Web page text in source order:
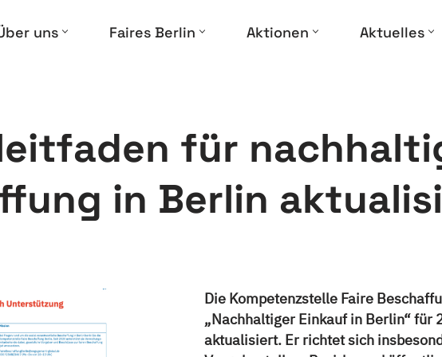
uns Faires Berlin Aktionen Aktuelles
für
in Berlin
Die Kompetenzstelle Faire
„Nachhaltiger Einkauf in Berlin“ für
aktualisiert. Er richtet sich